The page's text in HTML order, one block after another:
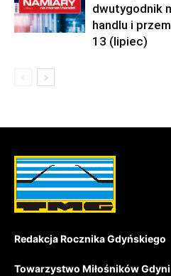
dwutygodnik
handlu i
13 (lipiec)
Redakcja Rocznika Gdyńskiego
Towarzystwo Miłośników Gdyni